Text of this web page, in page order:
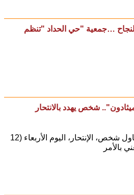
…جمعية "حي الحداد "تنظم
شخص يهدد بالانتحار
طنجاوي- يوسف الحايك حاول شخص، الإنتحار، اليوم الأربعاء (12
بالأمر